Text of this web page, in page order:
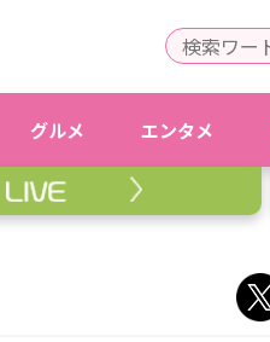
グルメ エンタメ